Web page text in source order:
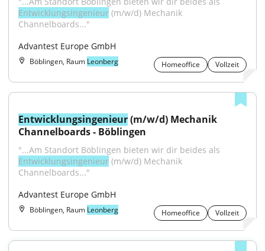
Entwicklungsingenieur (m/w/d) Mechanik
Channelboards..."
Advantest Europe GmbH
Böblingen, Raum Leonberg Homeoffice Vollzeit
Entwicklungsingenieur (m/w/d) Mechanik
Channelboards - Böblingen
Entwicklungsingenieur (m/w/d) Mechanik
Channelboards..."
Advantest Europe GmbH
Böblingen, Raum Leonberg Homeoffice Vollzeit